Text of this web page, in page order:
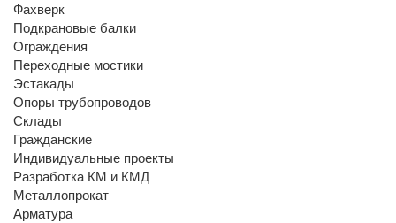
Фахверк
Подкрановые балки
Ограждения
Переходные мостики
Эстакады
Опоры трубопроводов
Склады
Гражданские
Индивидуальные проекты
Разработка КМ и КМД
Металлопрокат
Арматура